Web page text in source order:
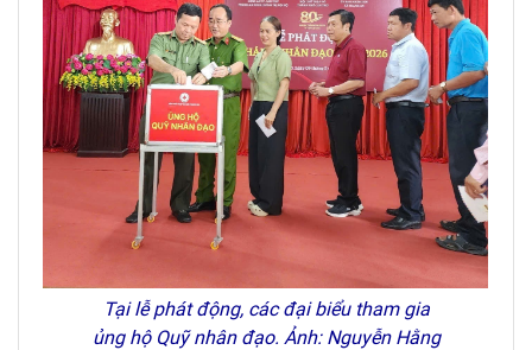
Tại lễ phát động, các đại biểu tham gia
ủng hộ Quỹ nhân đạo. Ảnh: Nguyễn Hằng